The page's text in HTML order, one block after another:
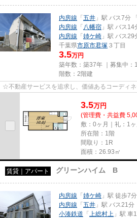
内房線 「五井 」駅 バス7分
内房線 「 八幡宿 」駅 バス
内房線 「姉ケ崎 」駅 バス
千葉県市原市君塚 ３丁目
3.5万円
築年数：築37年 ｜募集中：
階数：2階建
☆不動産サービスを追求し、価値あるコーディ
3.5万円
(管理費・共益費
敷：0ヶ月｜礼：1ヶ
所在階：1階
間取り：1R
面積：26.93㎡
賃貸｜アパート グリーンハイム B
内房線 「姉ケ崎 」駅 徒歩7分
内房線 「五井 」駅 バス21
小湊鉄道 「 上総村上 」駅 車